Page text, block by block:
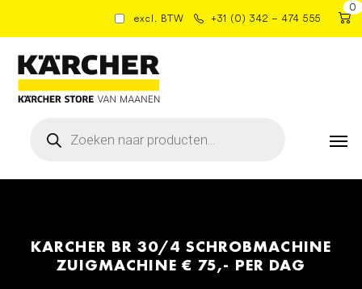
excl. BTW +31 (0) 342 – 474 555
0
zoeken
KARCHER BR 30/4 SCHROBMACHINE
ZUIGMACHINE € 75,- PER DAG